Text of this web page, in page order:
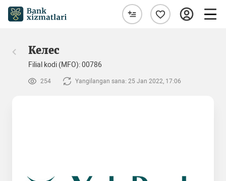
Келес
Filial kodi (MFO): 00786
254 Yangilangan sana: 25 Jan 2022, 17:06